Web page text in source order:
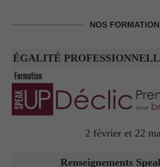
NOS
ÉGALITÉ
2 février et 22
Renseignements